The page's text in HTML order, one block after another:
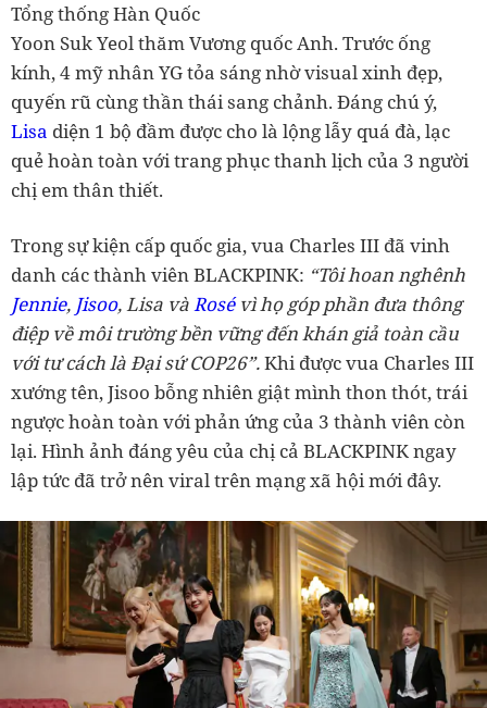
Tổng thống Hàn Quốc
Yoon Suk Yeol thăm Vương quốc Anh. Trước ống
kính, 4 mỹ nhân YG tỏa sáng nhờ visual xinh đẹp,
quyến rũ cùng thần thái sang chảnh. Đáng chú ý,
Lisa diện 1 bộ đầm được cho là lộng lẫy quá đà, lạc
quẻ hoàn toàn với trang phục thanh lịch của 3 người
chị em thân thiết.
Trong sự kiện cấp quốc gia, vua Charles III đã vinh
danh các thành viên BLACKPINK: “Tôi hoan nghênh
Jennie, Jisoo, Lisa vàRosévì họ góp phần đưa thông
điệp về môi trường bền vững đến khán giả toàn cầu
với tư cách là Đại sứ COP26”.Khi được vua Charles III
xướng tên, Jisoo bỗng nhiên giật mình thon thót, trái
ngược hoàn toàn với phản ứng của 3 thành viên còn
lại. Hình ảnh đáng yêu của chị cả BLACKPINK ngay
lập tức đã trở nên viral trên mạng xã hội mới đây.